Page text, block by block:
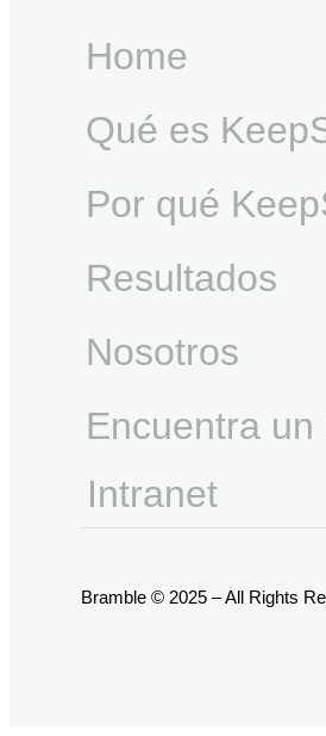
Home
Qué es
Por qué
Resultados
Nosotros
Encuentra un
Intranet
Bramble © 2025 – All Rights